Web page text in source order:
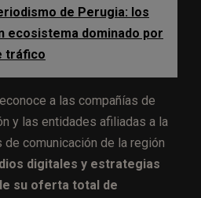
de Perugia: los
ecosistema dominado por
tráfico
a las compañías de
y las entidades afiliadas a la
comunicación de la región
digitales y estrategias
su oferta total de